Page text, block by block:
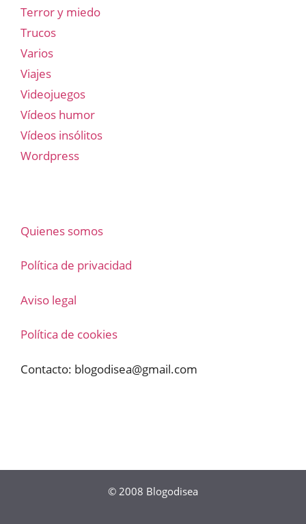
Terror y miedo
Trucos
Varios
Viajes
Videojuegos
Vídeos humor
Vídeos insólitos
Wordpress
Quienes somos
Política de privacidad
Aviso legal
Política de cookies
Contacto: blogodisea@gmail.com
© 2008 Blogodisea